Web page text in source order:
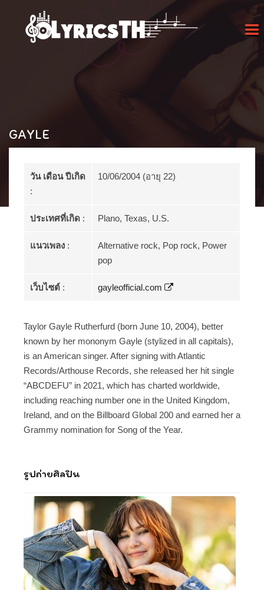
GAYLE
วัน เดือน ปีเกิด
:
10/06/2004 (อายุ 22)
ประเทศที่เกิด : Plano, Texas, U.S.
แนวเพลง :
Alternative rock, Pop rock, Power
pop
เว็บไซต์ : gayleofficial.com
Taylor Gayle Rutherfurd (born June 10, 2004), better
known by her mononym Gayle (stylized in all capitals),
is an American singer. After signing with Atlantic
Records/Arthouse Records, she released her hit single
“ABCDEFU” in 2021, which has charted worldwide,
including reaching number one in the United Kingdom,
Ireland, and on the Billboard Global 200 and earned her a
Grammy nomination for Song of the Year.
รูปถ่ายศิลปิน